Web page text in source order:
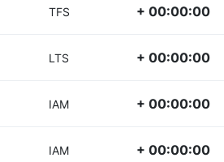
TFS + 00:00:00
LTS + 00:00:00
IAM + 00:00:00
IAM + 00:00:00